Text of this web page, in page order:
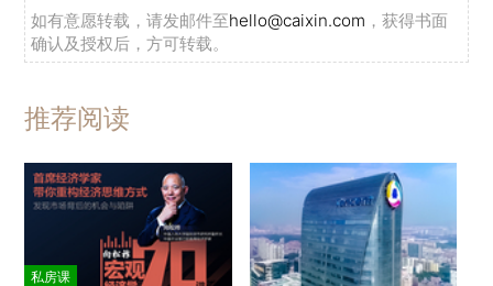
如有意愿转载，请发邮件至hello@caixin.com ，获得书面
确认及授权后，方可转载。
推荐阅读
私房课